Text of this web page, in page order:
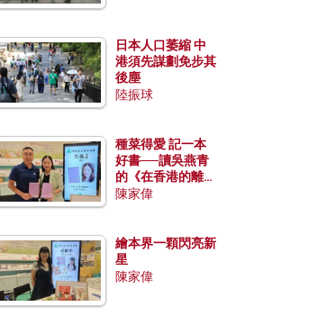
日本人口萎縮 中
港須先謀劃免步其
後塵
陸振球
種菜得愛 記一本
好書──讀吳燕青
的《在香港的離島
種菜》
陳家偉
繪本界一顆閃亮新
星
陳家偉